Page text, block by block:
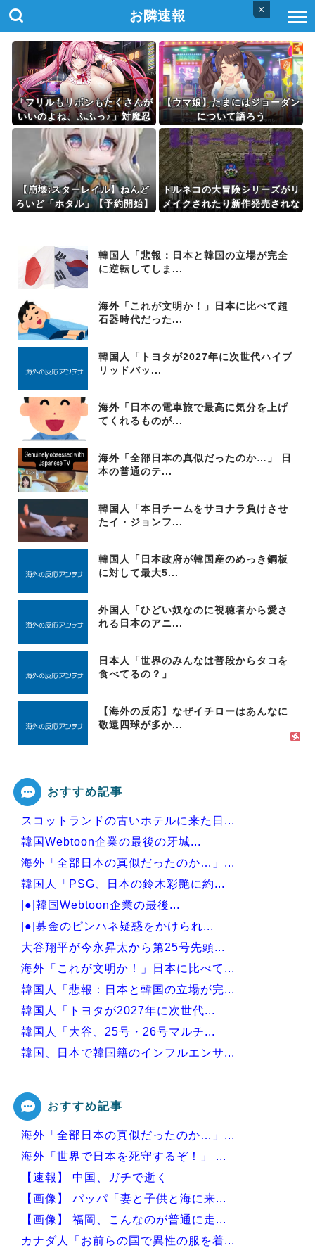
×
お隣速報
「フリルもリボンもたくさんが
いいのよね、ふふっ♪」対魔忍
RPG・新イベント『バニーと
ヨミハラクライシス』
【ウマ娘】たまにはジョーダン
について語ろう
【崩壊:スターレイル】ねんど
ろいど「ホタル」【予約開始】
トルネコの大冒険シリーズがリ
メイクされたり新作発売されな
韓国人「悲報：日本と韓国の立場が完全
に逆転してしま...
海外「これが文明か！」日本に比べて超
石器時代だった...
韓国人「トヨタが2027年に次世代ハイブ
リッドバッ...
海外「日本の電車旅で最高に気分を上げ
てくれるものが...
海外「全部日本の真似だったのか…」 日
本の普通のテ...
韓国人「本日チームをサヨナラ負けさせ
たイ・ジョンフ...
韓国人「日本政府が韓国産のめっき鋼板
に対して最大5...
外国人「ひどい奴なのに視聴者から愛さ
れる日本のアニ...
日本人「世界のみんなは普段からタコを
食べてるの？」
【海外の反応】なぜイチローはあんなに
敬遠四球が多か...
おすすめ記事
スコットランドの古いホテルに来た日...
韓国Webtoon企業の最後の牙城...
海外「全部日本の真似だったのか…」...
韓国人「PSG、日本の鈴木彩艶に約...
|●|韓国Webtoon企業の最後...
|●|募金のピンハネ疑惑をかけられ...
大谷翔平が今永昇太から第25号先頭...
海外「これが文明か！」日本に比べて...
韓国人「悲報：日本と韓国の立場が完...
韓国人「トヨタが2027年に次世代...
韓国人「大谷、25号・26号マルチ...
韓国、日本で韓国籍のインフルエンサ...
Powered by livedoor 相互RSS
おすすめ記事
海外「全部日本の真似だったのか…」...
海外「世界で日本を死守するぞ！」 ...
【速報】 中国、ガチで逝く
【画像】 パッパ「妻と子供と海に来...
【画像】 福岡、こんなのが普通に走...
カナダ人「お前らの国で異性の服を着...